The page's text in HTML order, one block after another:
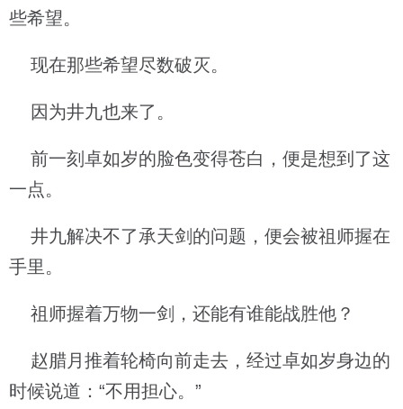
些希望。
现在那些希望尽数破灭。
因为井九也来了。
前一刻卓如岁的脸色变得苍白，便是想到了这
一点。
井九解决不了承天剑的问题，便会被祖师握在
手里。
祖师握着万物一剑，还能有谁能战胜他？
赵腊月推着轮椅向前走去，经过卓如岁身边的
时候说道：“不用担心。”